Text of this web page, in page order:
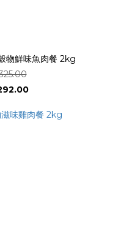
Lily's Kitchen 無穀物鮮味魚肉餐 2kg